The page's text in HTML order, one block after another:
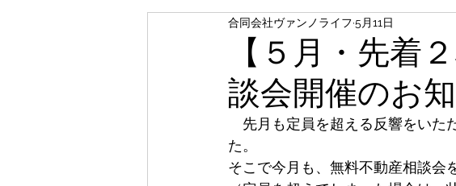
【５月・先着
談会開催のお
合同会社ヴァンノライフ 5月11日
先月も定員を超える反響をいた
た。
そこで今月も、無料不動産相談会